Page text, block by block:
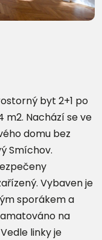
byt 2+1 po
Nachází se ve
domu bez
Smíchov.
Vybaven je
sporákem a
na
linky je